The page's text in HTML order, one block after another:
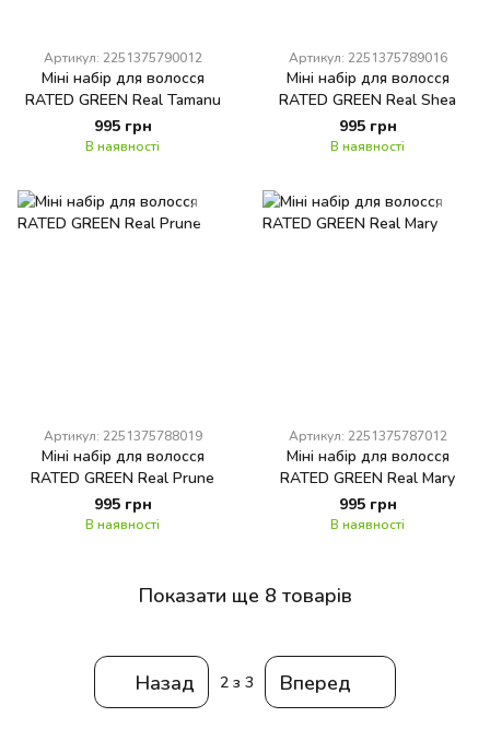
Артикул: 2251375790012
Міні набір для волосся
RATED GREEN Real Tamanu
995 грн
В наявності
Артикул: 2251375789016
Міні набір для волосся
RATED GREEN Real Shea
995 грн
В наявності
Артикул: 2251375788019
Міні набір для волосся
RATED GREEN Real Prune
995 грн
В наявності
Артикул: 2251375787012
Міні набір для волосся
RATED GREEN Real Mary
995 грн
В наявності
Показати ще 8 товарів
Назад 2 з 3 Вперед